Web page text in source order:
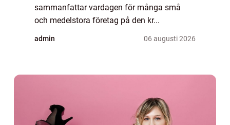
sammanfattar vardagen för många små
och medelstora företag på den kr...
admin 06 augusti 2026